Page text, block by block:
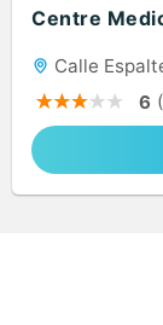
Centre
Calle
6